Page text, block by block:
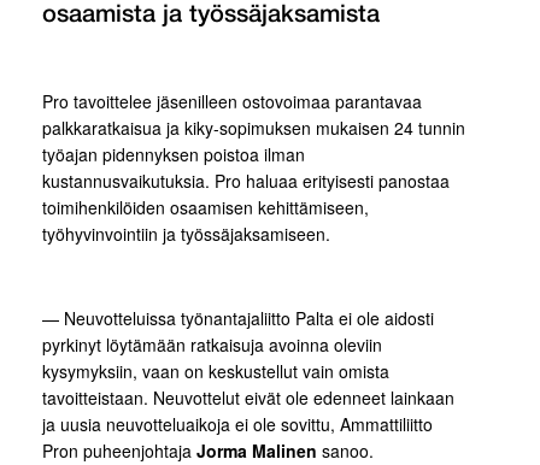
osaamista ja työssäjaksamista
Pro tavoittelee jäsenilleen ostovoimaa parantavaa
palkkaratkaisua ja kiky-sopimuksen mukaisen 24 tunnin
työajan pidennyksen poistoa ilman
kustannusvaikutuksia. Pro haluaa erityisesti panostaa
toimihenkilöiden osaamisen kehittämiseen,
työhyvinvointiin ja työssäjaksamiseen.
— Neuvotteluissa työnantajaliitto Palta ei ole aidosti
pyrkinyt löytämään ratkaisuja avoinna oleviin
kysymyksiin, vaan on keskustellut vain omista
tavoitteistaan. Neuvottelut eivät ole edenneet lainkaan
ja uusia neuvotteluaikoja ei ole sovittu, Ammattiliitto
Pron puheenjohtaja Jorma Malinen sanoo.